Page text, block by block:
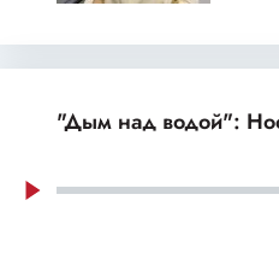
"Дым над водой":